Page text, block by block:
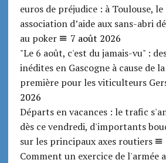
euros de préjudice : à Toulouse,
association d’aide aux sans-abri
au poker
7 août 2026
"Le 6 août, c'est du jamais-vu" :
inédites en Gascogne à cause de
première pour les viticulteurs
2026
Départs en vacances : le trafic
dès ce vendredi, d'importants
sur les principaux axes routiers
Comment un exercice de l'armée